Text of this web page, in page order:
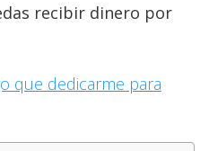
recibir dinero por
que dedicarme para